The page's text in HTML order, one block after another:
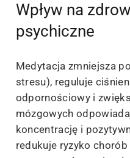
Wpływ na
psychiczne
Medytacja zmniejsza
stresu), reguluje
odpornościowy i
mózgowych
koncentrację i
redukuje ryzyko